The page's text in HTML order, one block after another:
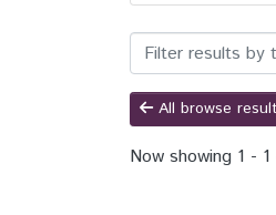
Browsing
All browse
Now showing 1 -